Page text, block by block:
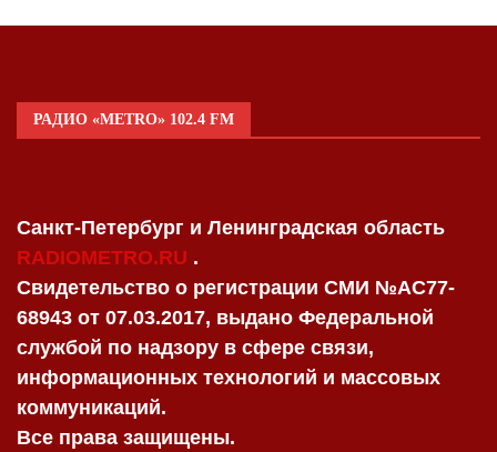
РАДИО «METRO» 102.4 FM
Санкт-Петербург и Ленинградская область
RADIOMETRO.RU .
Свидетельство о регистрации СМИ №AC77-
68943 от 07.03.2017, выдано Федеральной
службой по надзору в сфере связи,
информационных технологий и массовых
коммуникаций.
Все права защищены.